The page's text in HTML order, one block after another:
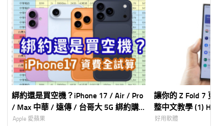
綁約還是買空機？iPhone 17 / Air / Pro
/ Max 中華 / 遠傳 / 台哥大 5G 綁約購
機資費全彙整 試算分析懶人包
Apple 愛蘋果
讓你的 Z Fold 7 更
整中文教學 (1)
NotiStar 首頁自
好用軟體